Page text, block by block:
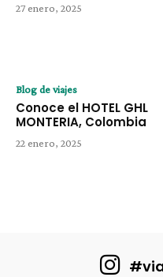
27 enero, 2025
Blog de viajes
Conoce el HOTEL GHL
MONTERIA, Colombia
22 enero, 2025